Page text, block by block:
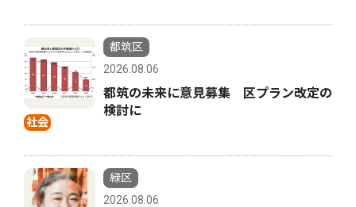
社会
都筑区
2026.08.06
都筑の未来に意見募集 区プラン改定の
検討に
緑区
2026.08.06